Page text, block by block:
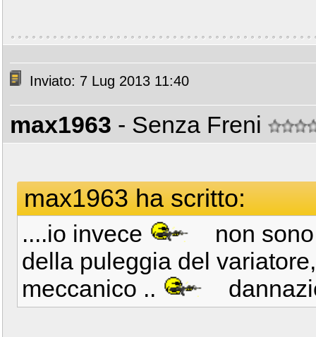
Inviato: 7 Lug 2013 11:40
max1963 - Senza Freni
max1963 ha scritto:
....io invece
non
della puleggia del
meccanico ..